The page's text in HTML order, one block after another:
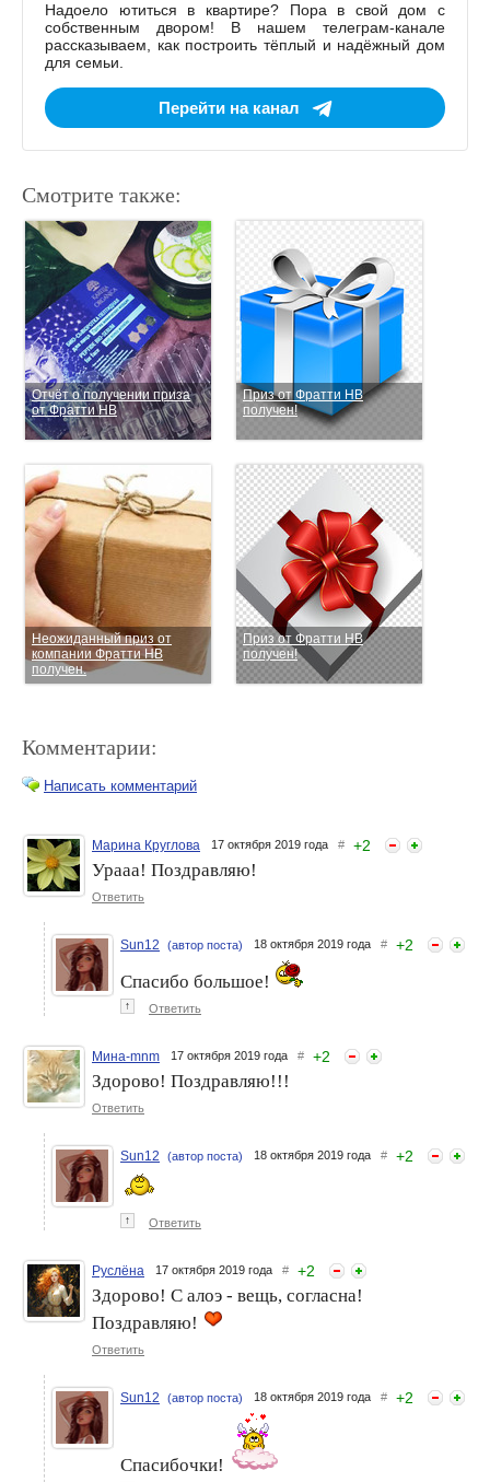
Надоело ютиться в квартире? Пора в свой дом с
собственным двором! В нашем телеграм-канале
рассказываем, как построить тёплый и надёжный дом
для семьи.
Перейти на канал
Смотрите также:
Отчёт о получении приза
от Фратти HB
Приз от Фратти НВ
получен!
Неожиданный приз от
компании Фратти НВ
получен.
Приз от Фратти НВ
получен!
Приз от «Фратти НБ» за
победу в конкурсе «Уход за
получен!
для отличного настроения"
с "Фратти НВ"
призы от HEAD &
Комментарии:
Написать комментарий
Марина Круглова 17 октября 2019 года # +2
Урааа! Поздравляю!
Ответить
Sun12 (автор поста) 18 октября 2019 года # +2
Спасибо большое!
↑ Ответить
Мина-mnm 17 октября 2019 года # +2
Здорово! Поздравляю!!!
Ответить
Sun12 (автор поста) 18 октября 2019 года # +2
↑ Ответить
Руслёна 17 октября 2019 года # +2
Здорово! С алоэ - вещь, согласна!
Поздравляю!
Ответить
Sun12 (автор поста) 18 октября 2019 года # +2
Спасибочки!